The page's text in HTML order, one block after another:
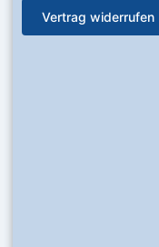
Vertrag widerrufen